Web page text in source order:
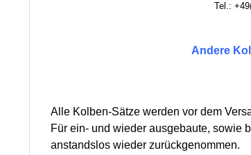
Tel.: +49(0)981-
Andere
Alle Kolben-Sätze werden vor dem
Für ein- und wieder ausgebaute, sowie
anstandslos wieder zurückgenommen.